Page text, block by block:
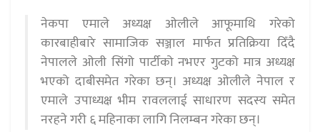
नेकपा एमाले अध्यक्ष ओलीले आफूमाथि गरेको
कारबाहीबारे सामाजिक सञ्जाल मार्फत प्रतिक्रिया दिँदै
नेपालले ओली सिंगो पार्टीको नभएर गुटको मात्र अध्यक्ष
भएको दाबीसमेत गरेका छन्। अध्यक्ष ओलीले नेपाल र
एमाले उपाध्यक्ष भीम रावललाई साधारण सदस्य समेत
नरहने गरी ६ महिनाका लागि निलम्बन गरेका छन्।